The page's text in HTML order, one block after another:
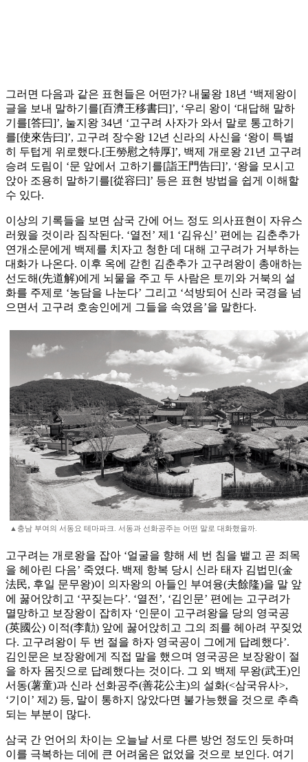
그러면 다음과 같은 표현들은 어떤가? 내물왕 18년 ‘백제왕이
글을 보내 말하기를[百濟王移書曰]’, ‘우리 왕이 ‘대답해 말하
기를[答曰]’, 눌지왕 34년 ‘고구려 사자가 와서 말로 통고하기
를[使來告曰]’, 고구려 장수왕 12년 신라의 사신을 ‘왕이 특별
히 두텁게 위로했다.[王勞慰之特厚]’, 백제 개로왕 21년 고구려
승려 도림이 ‘문 앞에서 고하기를[詣王門告曰]’, ‘왕을 모시고
앉아 조용히 말하기를[從容曰]’ 등은 표현 방법을 쉽게 이해할
수 있다.
이상의 기록들을 보면 삼국 간에 어느 정도 의사표현이 자유스
러웠을 것이라 짐작된다. ‘열전’ 제1 ‘김유신’ 편에는 김춘추가
연개소문에게 백제를 치자고 청한 데 대해 고구려가 거부하는
대화가 나온다. 이후 옥에 갇힌 김춘추가 고구려왕이 총애하는
선도해(先道解)에게 뇌물을 주고 두 사람은 토끼와 거북의 설
화를 주제로 ‘농담을 나눈다’ 그리고 ‘석방되어 신라 국경을 넘
으면서 고구려 호송인에게 그들을 속였음’을 말한다.
▲충남 부여의 서동요 테마파크. 서동과 선화공주는 어떤 말로 대화했을까.
고구려는 개로왕을 잡아 ‘얼굴을 향해 세 번 침을 뱉고 곧 죄목
을 헤아린 다음’ 죽였다. 백제 항복 당시 신라 태자 김법민(金
法民, 후일 문무왕)이 의자왕의 아들인 부여융(夫餘隆)을 말 앞
에 꿇어앉히고 ‘꾸짖는다’. ‘열전’, ‘김인문’ 편에는 고구려가
멸망하고 보장왕이 잡히자 ‘인문이 고구려왕을 당의 영국공
(英國公) 이적(李勣) 앞에 꿇어앉히고 그의 죄를 헤아려 꾸짖었
다. 고구려왕이 두 번 절을 하자 영국공이 그에게 답례했다’.
김인문은 보장왕에게 직접 말을 했으며 영국공은 보장왕이 절
을 하자 몸짓으로 답례했다는 것이다. 그 외 백제 무왕(武王)인
서동(薯童)과 신라 선화공주(善花公主)의 설화(<삼국유사>,
‘기이’ 제2) 등, 말이 통하지 않았다면 불가능했을 것으로 추측
되는 부분이 많다.
삼국 간 언어의 차이는 오늘날 서로 다른 방언 정도인 듯하며
이를 극복하는 데에 큰 어려움은 없었을 것으로 보인다. 여기